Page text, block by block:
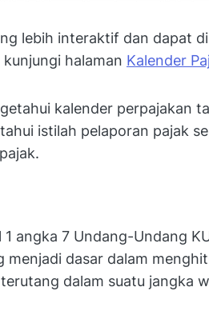
lebih interaktif dan dapat
halaman Kalender
kalender perpajakan
istilah pelaporan pajak
1 angka 7 Undang-Undang
menjadi dasar dalam
dalam suatu jangka